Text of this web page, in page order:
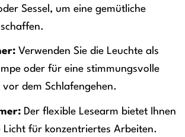
Sessel, um eine gemütliche
schaffen.
Verwenden Sie die Leuchte als
oder für eine stimmungsvolle
vor dem Schlafengehen.
Der flexible Lesearm bietet Ihnen
Licht für konzentriertes Arbeiten.